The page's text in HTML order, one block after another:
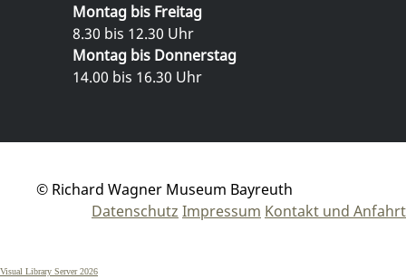
Montag bis Freitag
8.30 bis 12.30 Uhr
Montag bis Donnerstag
14.00 bis 16.30 Uhr
© Richard Wagner Museum Bayreuth
Datenschutz Impressum Kontakt und Anfahrt
Visual Library Server 2026